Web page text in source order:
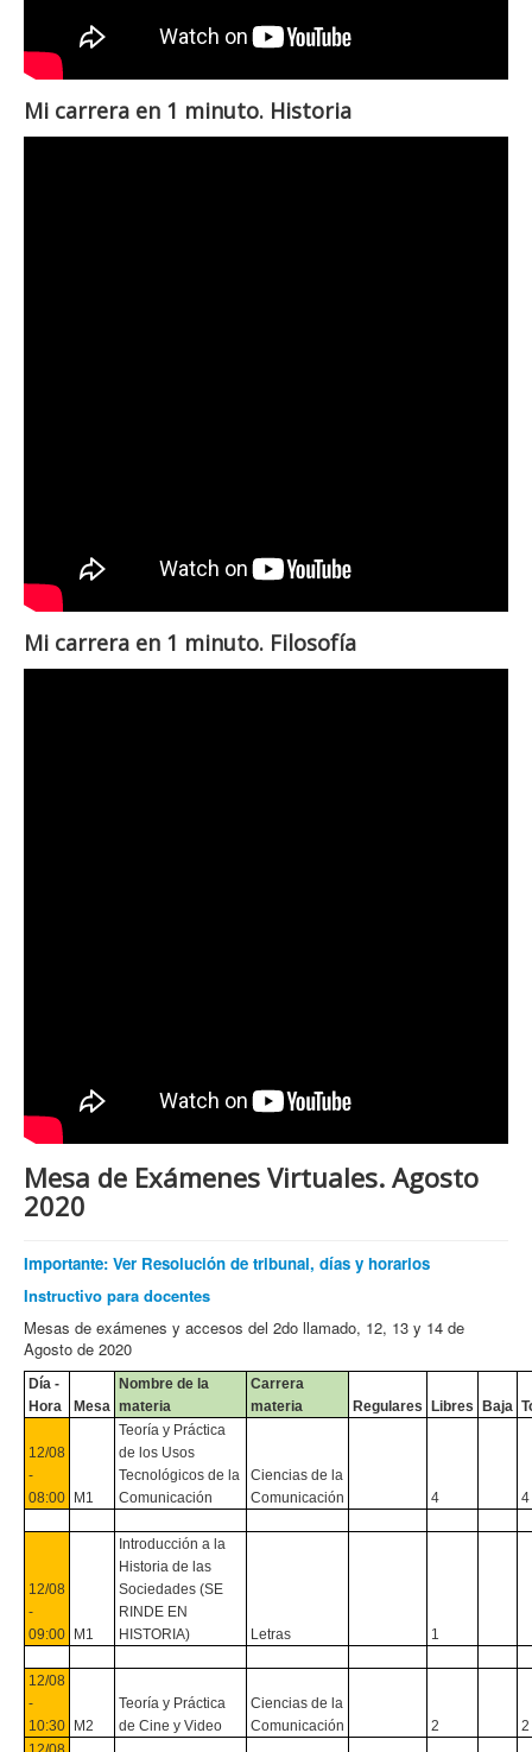
Mi carrera en 1 minuto. Historia
Mi carrera en 1 minuto. Filosofía
Mesa de Exámenes Virtuales. Agosto
2020
Importante: Ver Resolución de tribunal, días y horarios
Instructivo para docentes
Mesas de exámenes y accesos del 2do llamado, 12, 13 y 14 de
Agosto de 2020
Día -
Hora
Mesa
Nombre de la
materia
Carrera
materia
Regulares Libres Baja
12/08
-
08:00
M1
Teoría y Práctica
de los Usos
Tecnológicos de la
Comunicación
Ciencias de la
Comunicación
4 4
12/08
-
09:00
M1
Introducción a la
Historia de las
Sociedades (SE
RINDE EN
HISTORIA)
Letras 1
12/08
-
10:30
M2
Teoría y Práctica
de Cine y Video
Ciencias de la
Comunicación
2
2